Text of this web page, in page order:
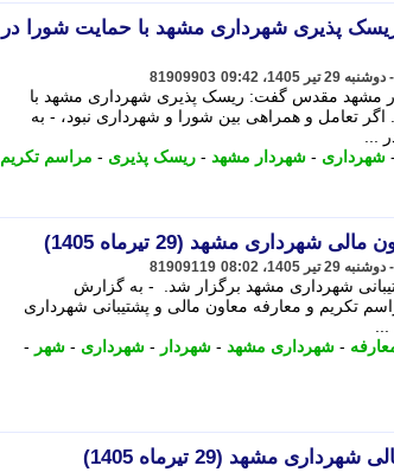
پذیری شهرداری مشهد با حمایت شورا در
81909903
مشهد مقدس گفت: ریسک پذیری شهرداری مشهد با
تعامل و همراهی بین شورا و شهرداری نبود، - به
...
- شهرداری - شهردار مشهد - ریسک پذیری - مراسم تکریم
شهرداری مشهد (29 تیرماه 1405)
81909119
شهرداری مشهد برگزار شد. - به گزارش
(29 تیرماه)، مراسم تکریم و معارفه معاون مالی و پشتیبانی شهرداری
- شهرداری مشهد - شهردار - شهرداری - شهر -
مشهد (29 تیرماه 1405)